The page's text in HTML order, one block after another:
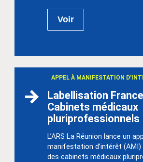
Voir
Labellisation
Cabinets médicaux
pluriprofessionnels
APPEL À MANIFESTATION
L’ARS La Réunion lance un
manifestation d’intérêt
des cabinets médicaux